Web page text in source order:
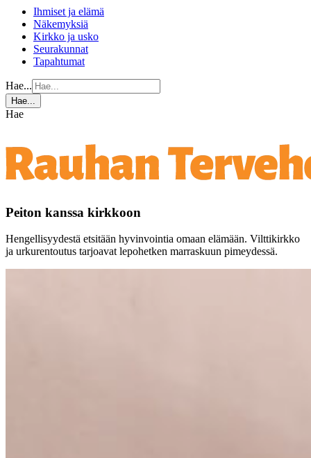
Ihmiset ja elämä
Näkemyksiä
Kirkko ja usko
Seurakunnat
Tapahtumat
Hae...
Hae...
Hae
Peiton kanssa kirkkoon
Hengellisyydestä etsitään hyvinvointia omaan elämään. Vilttikirkko
ja urkurentoutus tarjoavat lepohetken marraskuun pimeydessä.